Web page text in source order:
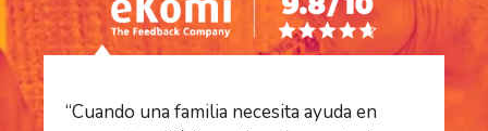
“Cuando una familia necesita ayuda en